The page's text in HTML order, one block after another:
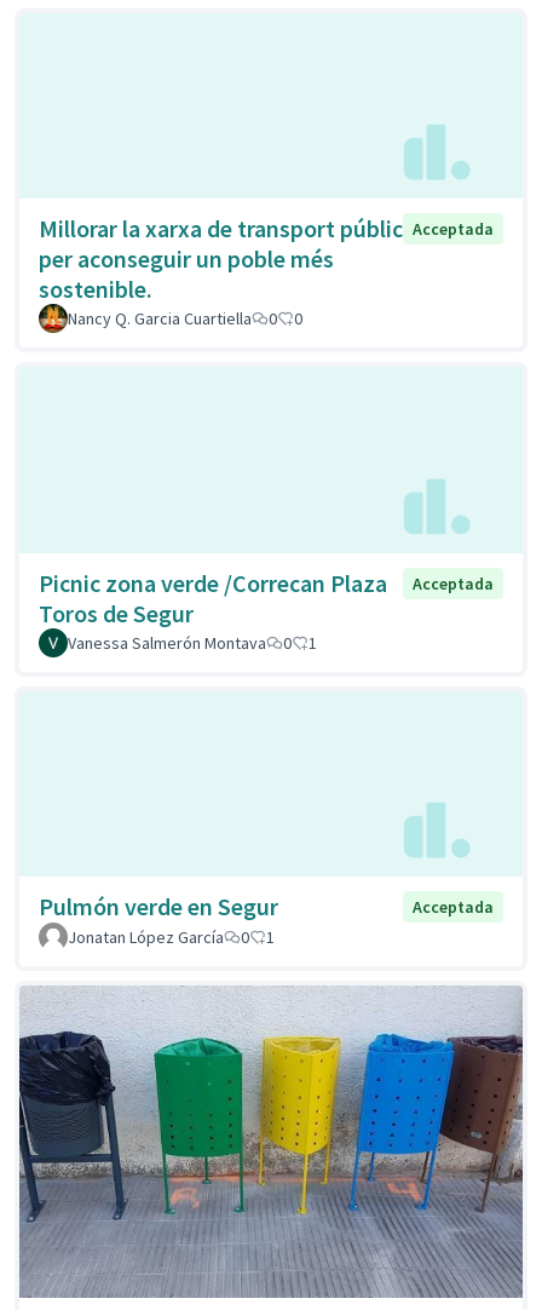
Millorar la xarxa de transport públic
per aconseguir un poble més
sostenible.
Acceptada
Nancy Q. Garcia Cuartiella 0 0
Picnic zona verde /Correcan Plaza
Toros de Segur
Acceptada
Vanessa Salmerón Montava 0 1
Pulmón verde en Segur
Acceptada
Jonatan López García
0 1